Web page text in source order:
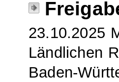
23.10.2025
Ländlichen
Baden-